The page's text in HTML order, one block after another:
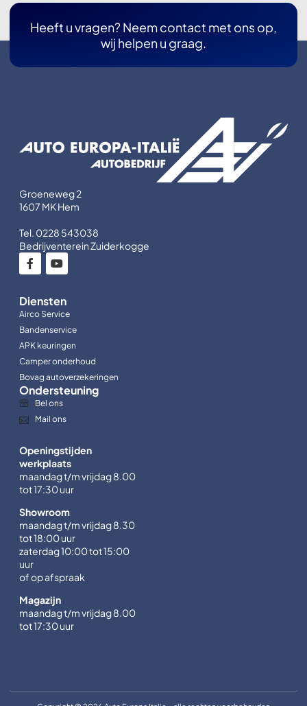
Heeft u vragen? Neem contact met ons op,
wij helpen u graag.
Groeneweg 2
1607 MK Hem
Tel. 0228 543038
Bedrijventerein Zuiderkogge
Diensten
Airco Service
Bandenservice
APK keuringen
Camper onderhoud
Bovag autoverzekeringen
Ondersteuning
Bel ons
Mail ons
Openingstijden
werkplaats
maandag t/m vrijdag 8.00
tot 17:30 uur
Showroom
maandag t/m vrijdag 8.30
tot 18:00 uur
zaterdag 10:00 tot 15:00
uur
of op afspraak
Magazijn
maandag t/m vrijdag 8.00
tot 17:30 uur